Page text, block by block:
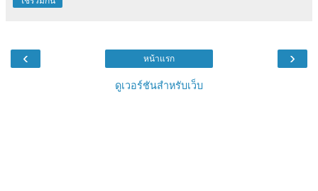
‹ ›
หน้าแรก
ดูเวอร์ชันสำหรับเว็บ